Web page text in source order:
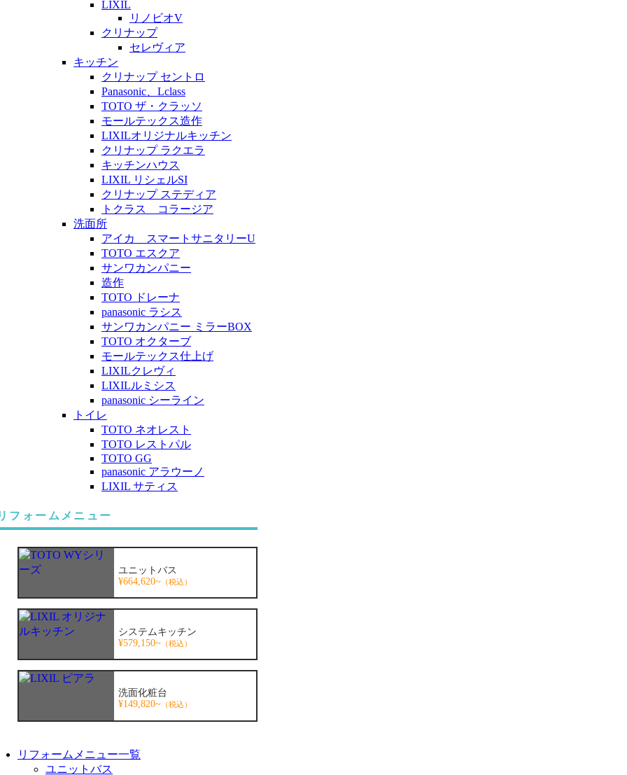
LIXIL
リノビオV
クリナップ
セレヴィア
キッチン
クリナップ セントロ
Panasonic、Lclass
TOTO ザ・クラッソ
モールテックス造作
LIXILオリジナルキッチン
クリナップ ラクエラ
キッチンハウス
LIXIL リシェルSI
クリナップ ステディア
トクラス コラージア
洗面所
アイカ スマートサニタリーU
TOTO エスクア
サンワカンパニー
造作
TOTO ドレーナ
panasonic ラシス
サンワカンパニー ミラーBOX
TOTO オクターブ
モールテックス仕上げ
LIXILクレヴィ
LIXILルミシス
panasonic シーライン
トイレ
TOTO ネオレスト
TOTO レストパル
TOTO GG
panasonic アラウーノ
LIXIL サティス
フォームメニュー
ユニットバス
¥664,620~ （税込）
システムキッチン
¥579,150~ （税込）
洗面化粧台
¥149,820~ （税込）
リフォームメニュー一覧
ユニットバス